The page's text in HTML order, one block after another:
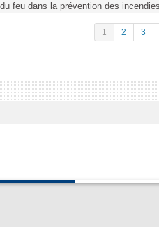
feu dans la prévention des
1 2 3